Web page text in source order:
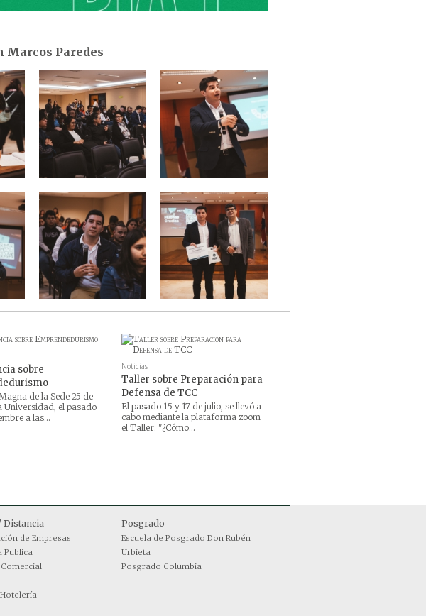
Marcos Paredes
sobre
de la Sede 25 de
Universidad, el pasado
a las...
Noticias
Taller sobre Preparación para
Defensa de TCC
El pasado 15 y 17 de julio, se llevó a
cabo mediante la plataforma zoom
el Taller: "¿Cómo...
Distancia
de Empresas
Publica
Posgrado
Escuela de Posgrado Don Rubén
Urbieta
Posgrado Columbia